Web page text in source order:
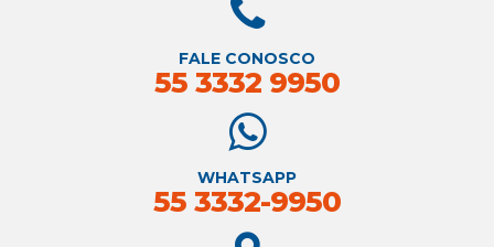
FALE CONOSCO
55 3332 9950
WHATSAPP
55 3332-9950